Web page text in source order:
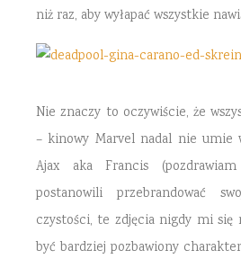
niż raz, aby wyłapać wszystkie
Nie znaczy to oczywiście, że
– kinowy Marvel nadal nie umie
Ajax aka Francis
postanowili przebrandować
czystości, te zdjęcia nigdy mi się
być bardziej pozbawiony